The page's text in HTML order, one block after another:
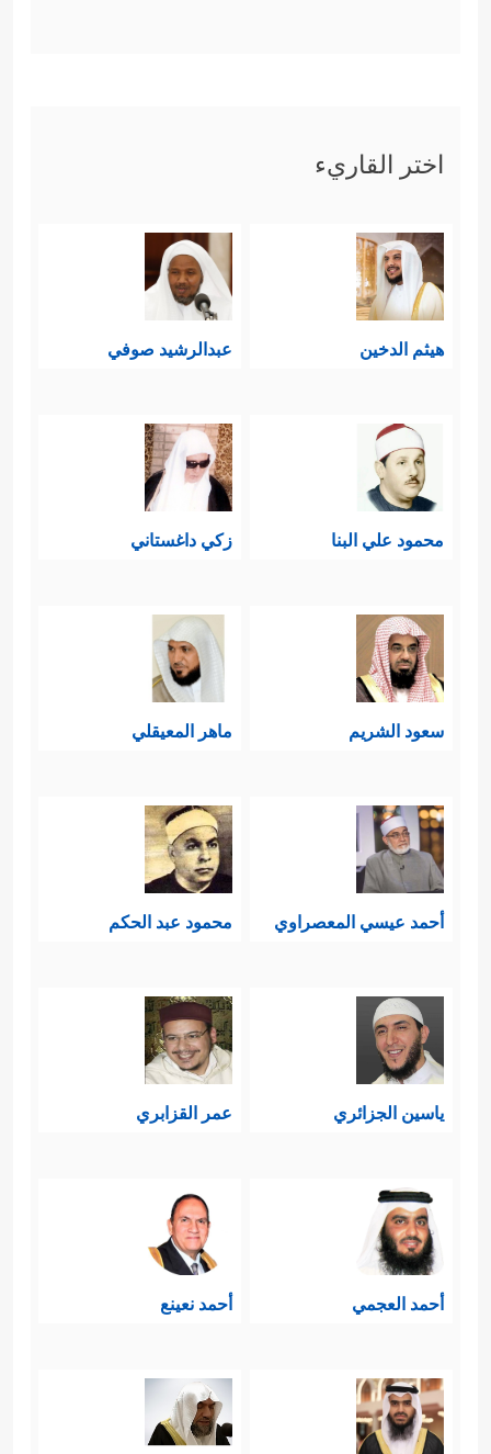
اختر القاريء
هيثم الدخين عبدالرشيد صوفي
محمود علي البنا زكي داغستاني
سعود الشريم ماهر المعيقلي
أحمد عيسي المعصراوي محمود عبد الحكم
ياسين الجزائري عمر القزابري
أحمد العجمي أحمد نعينع